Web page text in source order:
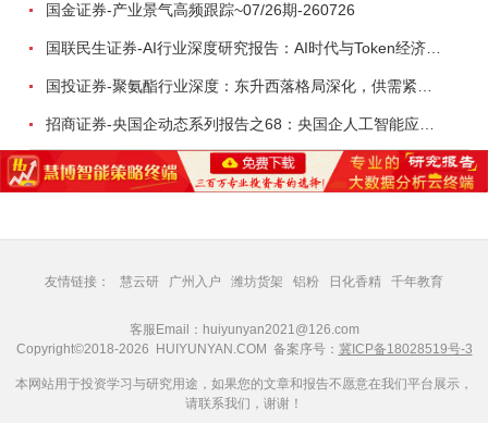
国金证券-产业景气高频跟踪~07/26期-260726
国联民生证券-AI行业深度研究报告：AI时代与Token经济，从技术符号到数字石油-260801
友情链接： 慧云研 广州入户 潍坊货架 铝粉 日化香精 千年教育
客服Email：huiyunyan2021@126.com
Copyright©2018-2026 HUIYUNYAN.COM 备案序号： 冀ICP备18028519号-3
本网站用于投资学习与研究用途，如果您的文章和报告不愿意在我们平台展示，
请联系我们，谢谢！